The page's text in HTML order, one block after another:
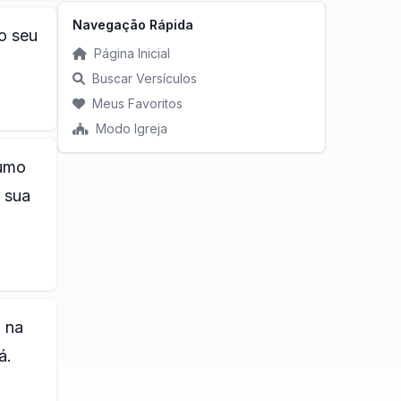
seu
na
Navegação Rápida
Página Inicial
Buscar Versículos
Meus Favoritos
Modo Igreja